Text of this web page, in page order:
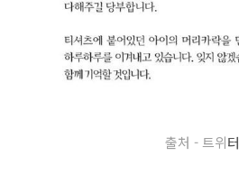
출처 - 트위터